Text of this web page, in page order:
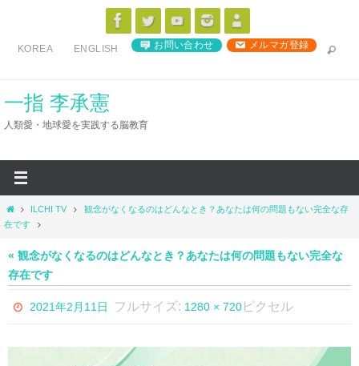
ス
KOREA ENGLISH お問い合わせ メルマガ登録
一指 李承憲
人類愛・地球愛を実践する脳教育
ホ
ー
ILCHI TV
観念がなくなるのはどんなとき？あなたは何の問題もない完全な存
在です
« 観念がなくなるのはどんなとき？あなたは何の問題もない完全な
存在です
2021年2月11日 フルサイズ: 1280 × 720ピクセル